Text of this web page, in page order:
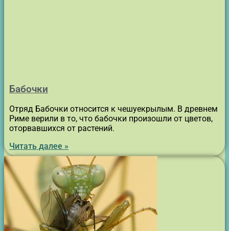
Бабочки
Отряд Бабочки относится к чешуекрылым. В древнем
Риме верили в то, что бабочки произошли от цветов,
оторвавшихся от растений.
Читать далее »